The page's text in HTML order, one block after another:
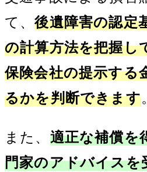
て、後遺障害の認定
の計算方法を把握し
保険会社の提示する
るかを判断できます
また、 適正な補償を
門家のアドバイスを